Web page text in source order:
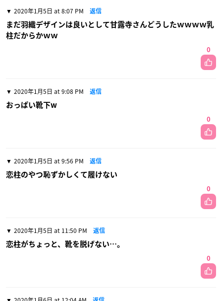
2020年1月5日 at 8:07 PM 返信
まだ羽織デザインは良いとして甘露寺さんどうしたｗｗｗｗ乳
柱だからかｗｗ
0
2020年1月5日 at 9:08 PM 返信
おっぱい靴下w
0
2020年1月5日 at 9:56 PM 返信
恋柱のやつ恥ずかしくて履けない
0
2020年1月5日 at 11:50 PM 返信
恋柱がちょっと、靴を脱げない…。
0
返信